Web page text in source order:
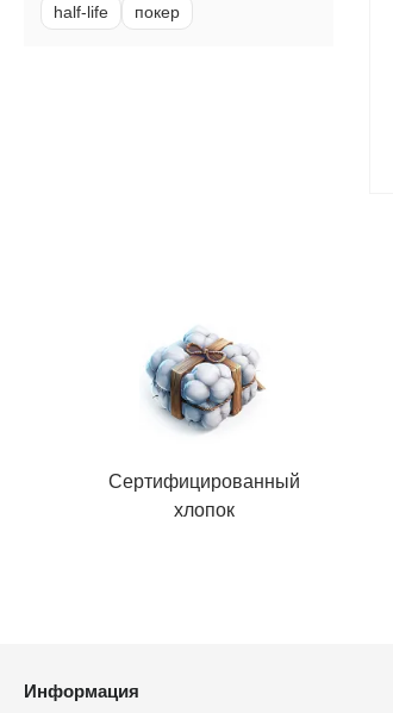
half-life
покер
Сертифицированный
хлопок
Информация